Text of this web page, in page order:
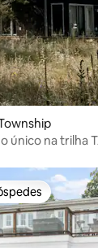
único na trilha